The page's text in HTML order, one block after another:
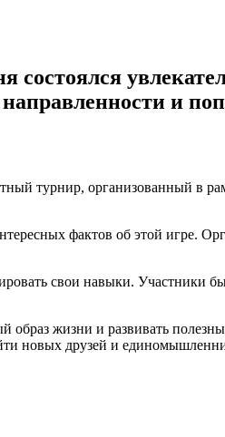
состоялся
и
турнир, организованный в
фактов об этой игре.
свои навыки. Участники
образ жизни и развивать
новых друзей и